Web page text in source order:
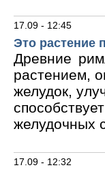
17.09 - 12:45
Это растение
Древние
растением,
желудок,
желудочных
17.09 - 12:32